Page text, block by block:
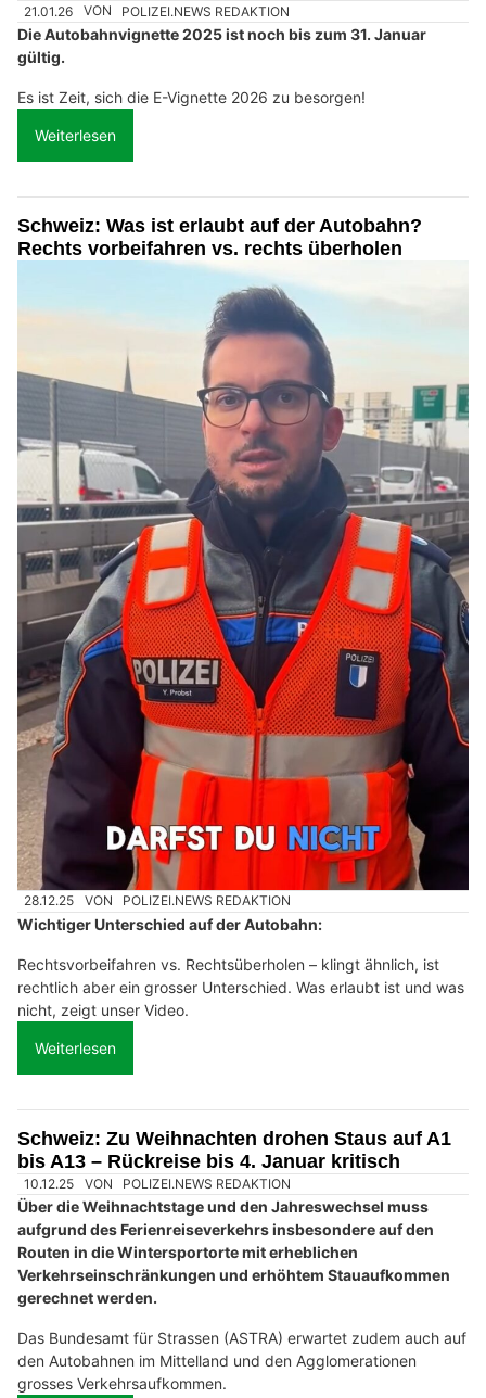
21.01.26 VON POLIZEI.NEWS REDAKTION
Die Autobahnvignette 2025 ist noch bis zum 31. Januar
gültig.
Es ist Zeit, sich die E-Vignette 2026 zu besorgen!
Weiterlesen
Schweiz: Was ist erlaubt auf der Autobahn?
Rechts vorbeifahren vs. rechts überholen
28.12.25 VON POLIZEI.NEWS REDAKTION
Wichtiger Unterschied auf der Autobahn:
Rechtsvorbeifahren vs. Rechtsüberholen – klingt ähnlich, ist
rechtlich aber ein grosser Unterschied. Was erlaubt ist und was
nicht, zeigt unser Video.
Weiterlesen
Schweiz: Zu Weihnachten drohen Staus auf A1
bis A13 – Rückreise bis 4. Januar kritisch
10.12.25 VON POLIZEI.NEWS REDAKTION
Über die Weihnachtstage und den Jahreswechsel muss
aufgrund des Ferienreiseverkehrs insbesondere auf den
Routen in die Wintersportorte mit erheblichen
Verkehrseinschränkungen und erhöhtem Stauaufkommen
gerechnet werden.
Das Bundesamt für Strassen (ASTRA) erwartet zudem auch auf
den Autobahnen im Mittelland und den Agglomerationen
grosses Verkehrsaufkommen.